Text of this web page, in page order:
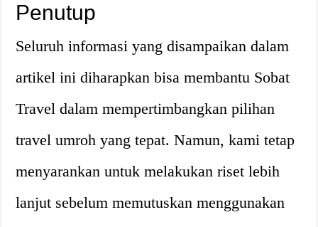
Penutup
Seluruh informasi yang disampaikan dalam
artikel ini diharapkan bisa membantu Sobat
Travel dalam mempertimbangkan pilihan
travel umroh yang tepat. Namun, kami tetap
menyarankan untuk melakukan riset lebih
lanjut sebelum memutuskan menggunakan